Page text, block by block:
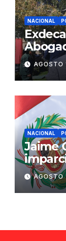
NACIONAL
AGOSTO
NACIONAL
Jaime
de
AGOSTO